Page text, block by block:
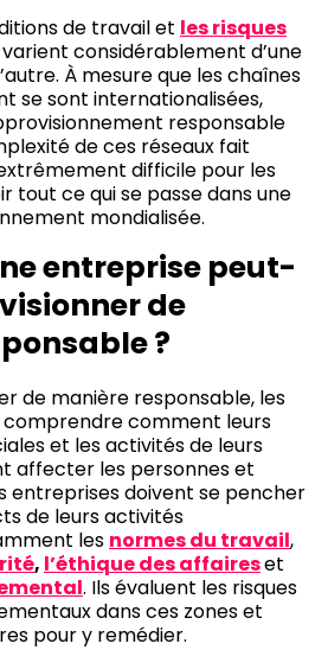
de travail et les risques
varient considérablement d’une
À mesure que les chaînes
se sont internationalisées,
responsable
de ces réseaux fait
extrêmement difficile pour les
tout ce qui se passe dans une
mondialisée.
entreprise peut-
de
?
de manière responsable, les
comment leurs
et les activités de leurs
affecter les personnes et
entreprises doivent se pencher
de leurs activités
les normes du travail,
, l’éthique des affaireset
. Ils évaluent les risques
dans ces zones et
pour y remédier.